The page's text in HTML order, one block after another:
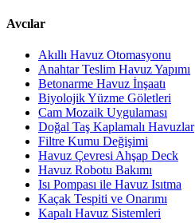
Avcılar
Akıllı Havuz Otomasyonu
Anahtar Teslim Havuz Yapımı
Betonarme Havuz İnşaatı
Biyolojik Yüzme Göletleri
Cam Mozaik Uygulaması
Doğal Taş Kaplamalı Havuzlar
Filtre Kumu Değişimi
Havuz Çevresi Ahşap Deck
Havuz Robotu Bakımı
Isı Pompası ile Havuz Isıtma
Kaçak Tespiti ve Onarımı
Kapalı Havuz Sistemleri